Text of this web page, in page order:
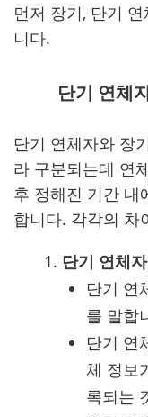
먼저 장기, 단기
니다.
단기 연체
단기 연체자와 장
라 구분되는데 연
후 정해진 기간 내
합니다. 각각의 차
단기 연체자
단기 연
를 말합
단기 연
체 정보
록되는